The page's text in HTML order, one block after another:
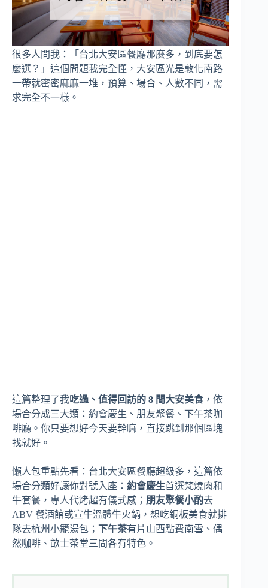
很多人問我：「台北大安區餐廳那麼多，到底要怎
麼選？」這個問題我完全懂，大安區光是敦化南路
一帶就密密麻麻一堆，預算、場合、人數不同，需
求完全不一樣。
這篇整理了我吃過、值得回訪的 8 間大安美食，依
場合分成三大類：約會慶生、朋友聚餐、下午茶咖
啡廳。你只要想好今天要幹嘛，直接跳到那個區塊
找就好。
懶人包重點先看：台北大安區餐廳超級多，這篇依
場合分類好讓你對號入座： 約會慶生首選梵燒肉和
牛套餐，專人代烤超有儀式感； 朋友聚餐小酌去
ABV 餐酒館或宣牛溫體牛火鍋，想吃銅板美食就排
隊去杭州小籠湯包； 下午茶有片山西點費南雪、偶
然咖啡、畝士茶堂三間各有特色。